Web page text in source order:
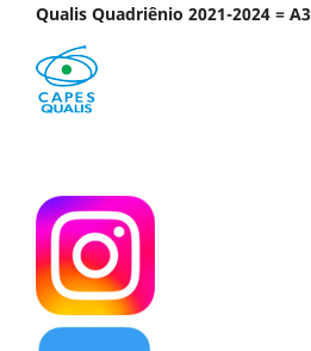
Qualis Quadriênio 2021-2024 = A3